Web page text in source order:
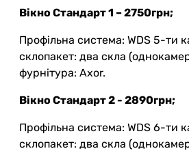
Вікно Стандарт 1 – 2750грн;
Профільна система: WDS 5-ти
склопакет: два скла
фурнітура: Axor.
Вікно Стандарт 2 - 2890грн;
Профільна система: WDS 6-ти
склопакет: два скла